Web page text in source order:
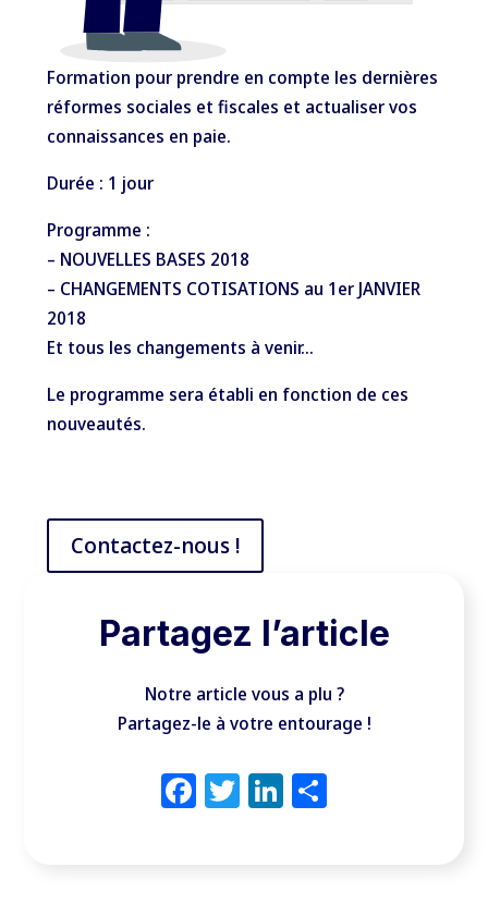
Formation pour prendre en compte les dernières
réformes sociales et fiscales et actualiser vos
connaissances en paie.
Durée : 1 jour
Programme :
– NOUVELLES BASES 2018
– CHANGEMENTS COTISATIONS au 1er JANVIER
2018
Et tous les changements à venir…
Le programme sera établi en fonction de ces
nouveautés.
Contactez-nous !
Partagez l’article
Notre article vous a plu ?
Partagez-le à votre entourage !
Facebook
TwitterLinkedIn